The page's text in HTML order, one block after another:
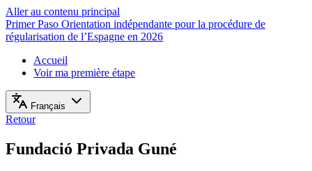
Aller au contenu principal
Primer Paso Orientation indépendante pour la procédure de
régularisation de l’Espagne en 2026
Accueil
Voir ma première étape
Français
Retour
Fundació Privada Guné